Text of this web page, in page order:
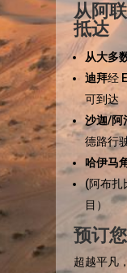
从阿
抵达
从大多
迪拜经
可到达
沙迦/阿
德路行
哈伊马
(阿布扎
目）
预订
超越平凡